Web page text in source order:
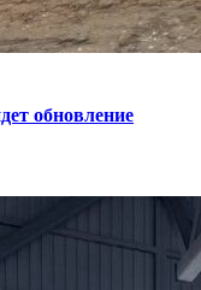
обновление